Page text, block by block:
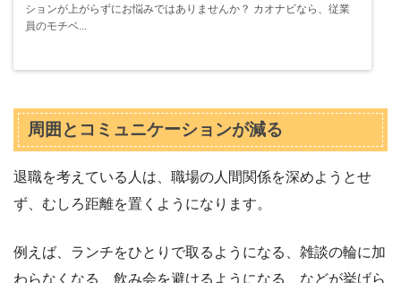
ションが上がらずにお悩みではありませんか？ カオナビなら、従業
員のモチベ...
周囲とコミュニケーションが減る
退職を考えている人は、職場の人間関係を深めようとせ
ず、むしろ距離を置くようになります。
例えば、ランチをひとりで取るようになる、雑談の輪に加
わらなくなる、飲み会を避けるようになる、などが挙げら